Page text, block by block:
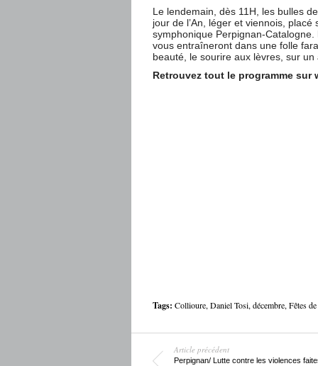
Le lendemain, dès 11H, les bulles
jour de l’An, léger et viennois,
symphonique Perpignan-
vous entraîneront dans une folle
beauté, le sourire aux lèvres, sur un
Retrouvez tout le programme sur
Tags: Collioure, Daniel Tosi, décembre, Fêtes
Article précédent
Perpignan/ Lutte contre les violences